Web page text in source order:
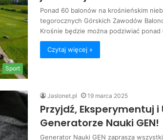
Sport
Ponad 60 balonów na krośnieńskim
tegorocznych Górskich Zawodów
Krośnie będzie można podziwiać
Czytaj więcej »
Jaslonet.pl 19 marca 2025
Przyjdź, Eksperymentuj i
Generatorze Nauki GEN!
Generator Nauki GEN zaprasza